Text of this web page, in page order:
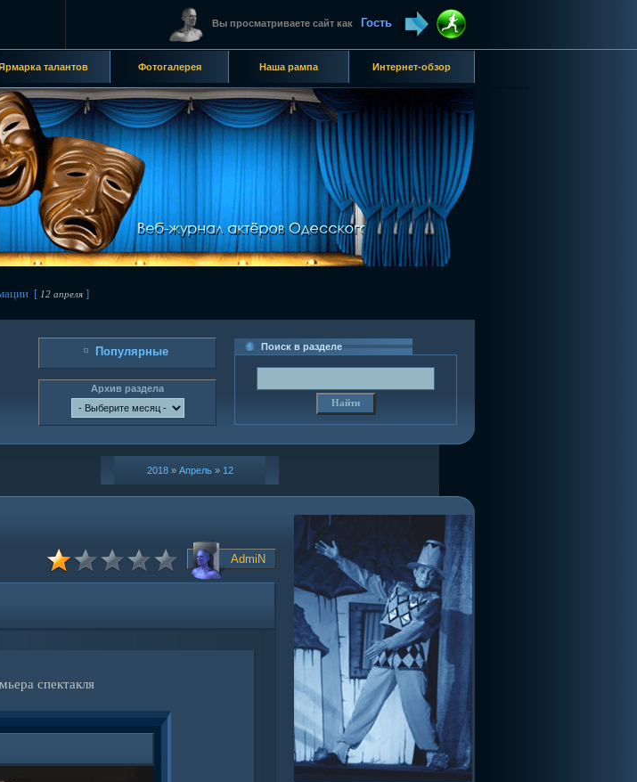
Вы просматриваете сайт как Гость
талантов Фотогалерея Наша рампа Интернет-обзор
[ 12 апреля ]
Популярные
Архив раздела
Поиск в разделе
2018 » Апрель » 12
AdmiN
спектакля